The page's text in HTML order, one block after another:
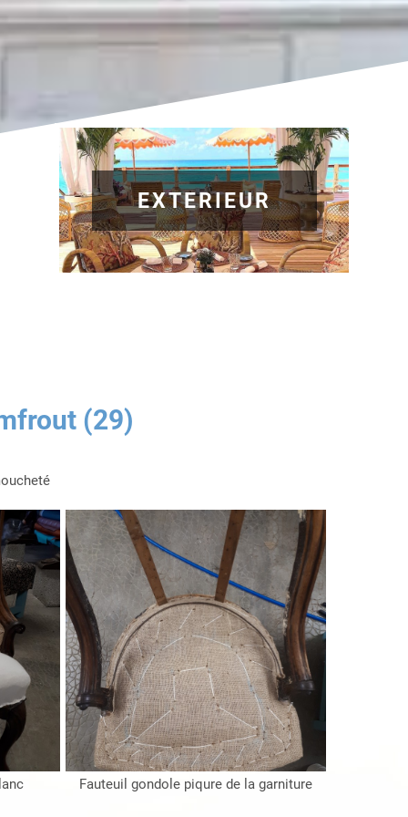
EXTERIEUR
(29)
Fauteuil gondole piqure de la garniture